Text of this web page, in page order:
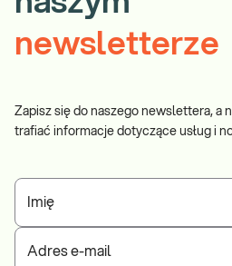
newsletterze
Zapisz się do naszego newslettera, a
trafiać informacje dotyczące usług i
Imię
Adres e-mail